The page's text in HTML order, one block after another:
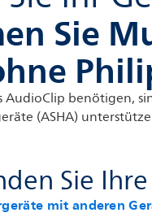
Sie
AudioClip benötigen,
(ASHA)
Sie
mit anderen